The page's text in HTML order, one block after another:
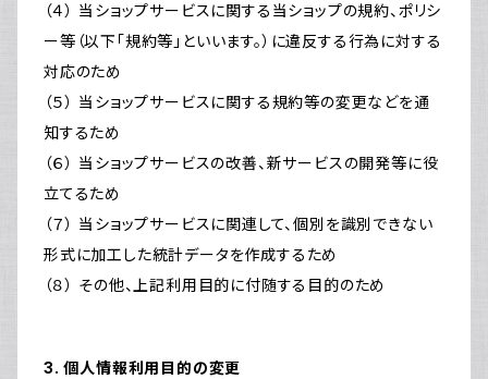
（４） 当ショップサービスに関する当ショップの規約、ポリシ
ー等（以下「規約等」といいます。）に違反する行為に対する
対応のため
（５） 当ショップサービスに関する規約等の変更などを通
知するため
（６） 当ショップサービスの改善、新サービスの開発等に役
立てるため
（７） 当ショップサービスに関連して、個別を識別できない
形式に加工した統計データを作成するため
（８） その他、上記利用目的に付随する目的のため
3. 個人情報利用目的の変更